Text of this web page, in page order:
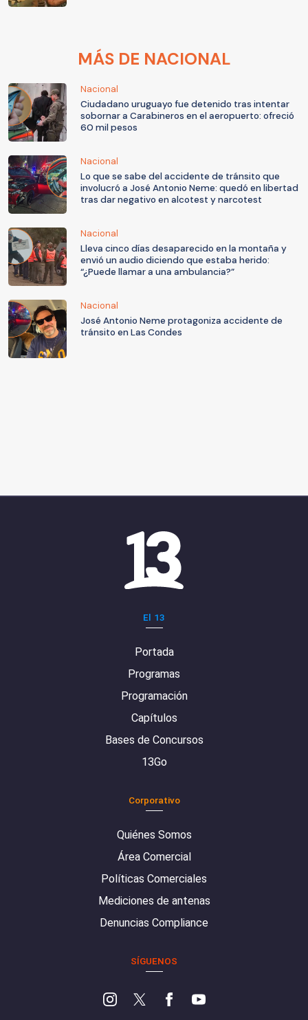
MÁS DE NACIONAL
Nacional
Ciudadano uruguayo fue detenido tras intentar
sobornar a Carabineros en el aeropuerto: ofreció
60 mil pesos
Nacional
Lo que se sabe del accidente de tránsito que
involucró a José Antonio Neme: quedó en libertad
tras dar negativo en alcotest y narcotest
Nacional
Lleva cinco días desaparecido en la montaña y
envió un audio diciendo que estaba herido:
“¿Puede llamar a una ambulancia?”
Nacional
José Antonio Neme protagoniza accidente de
tránsito en Las Condes
El 13
Portada
Programas
Programación
Capítulos
Bases de Concursos
13Go
Corporativo
Quiénes Somos
Área Comercial
Políticas Comerciales
Mediciones de antenas
Denuncias Compliance
SÍGUENOS